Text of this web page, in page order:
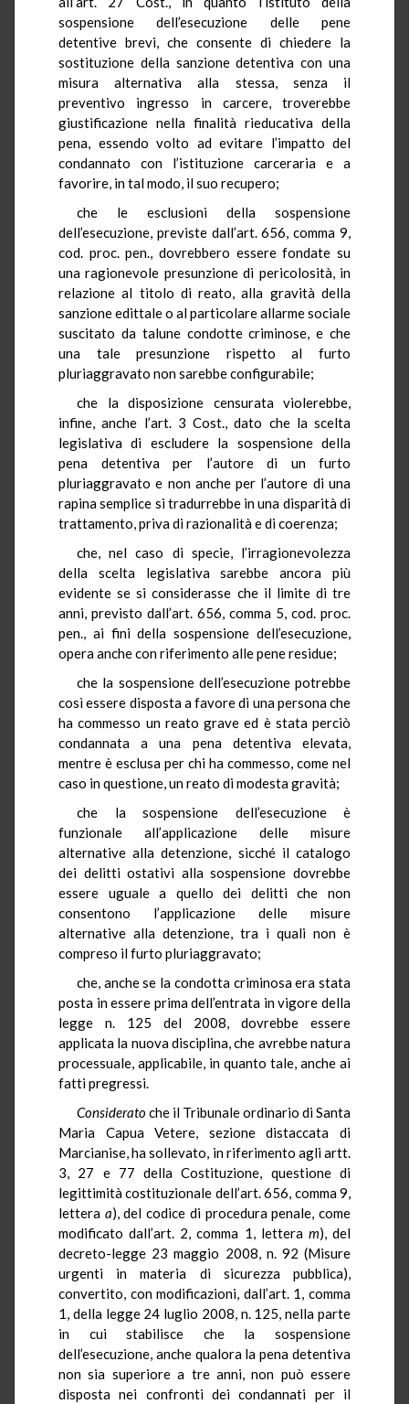
sospensione dell’esecuzione delle pene
detentive brevi, che consente di chiedere la
sostituzione della sanzione detentiva con una
misura alternativa alla stessa, senza il
preventivo ingresso in carcere, troverebbe
giustificazione nella finalità rieducativa della
pena, essendo volto ad evitare l’impatto del
condannato con l’istituzione carceraria e a
favorire, in tal modo, il suo recupero;
che le esclusioni della sospensione
dell’esecuzione, previste dall’art. 656, comma 9,
cod. proc. pen., dovrebbero essere fondate su
una ragionevole presunzione di pericolosità, in
relazione al titolo di reato, alla gravità della
sanzione edittale o al particolare allarme sociale
suscitato da talune condotte criminose, e che
una tale presunzione rispetto al furto
pluriaggravato non sarebbe configurabile;
che la disposizione censurata violerebbe,
infine, anche l’art. 3 Cost., dato che la scelta
legislativa di escludere la sospensione della
pena detentiva per l’autore di un furto
pluriaggravato e non anche per l’autore di una
rapina semplice si tradurrebbe in una disparità di
trattamento, priva di razionalità e di coerenza;
che, nel caso di specie, l’irragionevolezza
della scelta legislativa sarebbe ancora più
evidente se si considerasse che il limite di tre
anni, previsto dall’art. 656, comma 5, cod. proc.
pen., ai fini della sospensione dell’esecuzione,
opera anche con riferimento alle pene residue;
che la sospensione dell’esecuzione potrebbe
così essere disposta a favore di una persona che
ha commesso un reato grave ed è stata perciò
condannata a una pena detentiva elevata,
mentre è esclusa per chi ha commesso, come nel
caso in questione, un reato di modesta gravità;
che la sospensione dell’esecuzione è
funzionale all’applicazione delle misure
alternative alla detenzione, sicché il catalogo
dei delitti ostativi alla sospensione dovrebbe
essere uguale a quello dei delitti che non
consentono l’applicazione delle misure
alternative alla detenzione, tra i quali non è
compreso il furto pluriaggravato;
che, anche se la condotta criminosa era stata
posta in essere prima dell’entrata in vigore della
legge n. 125 del 2008, dovrebbe essere
applicata la nuova disciplina, che avrebbe natura
processuale, applicabile, in quanto tale, anche ai
fatti pregressi.
Consideratoche il Tribunale ordinario di Santa
Maria Capua Vetere, sezione distaccata di
Marcianise, ha sollevato, in riferimento agli artt.
3, 27 e 77 della Costituzione, questione di
legittimità costituzionale dell’art. 656, comma 9,
lettera a), del codice di procedura penale, come
modificato dall’art. 2, comma 1, lettera m), del
decreto-legge 23 maggio 2008, n. 92 (Misure
urgenti in materia di sicurezza pubblica),
convertito, con modificazioni, dall’art. 1, comma
1, della legge 24 luglio 2008, n. 125, nella parte
in cui stabilisce che la sospensione
dell’esecuzione, anche qualora la pena detentiva
non sia superiore a tre anni, non può essere
disposta nei confronti dei condannati per il